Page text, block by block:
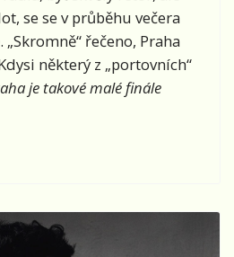
se se v průběhu večera
řečeno, Praha
některý z „portovních“
je takové malé finále